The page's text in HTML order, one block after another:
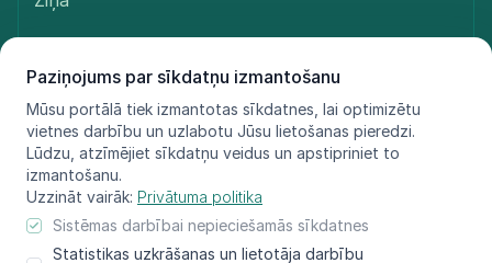
Paziņojums par sīkdatņu izmantošanu
Mūsu portālā tiek izmantotas sīkdatnes, lai optimizētu
vietnes darbību un uzlabotu Jūsu lietošanas pieredzi.
Lūdzu, atzīmējiet sīkdatņu veidus un apstipriniet to
izmantošanu.
Uzzināt vairāk: Privātuma politika
Sistēmas darbībai nepieciešamās sīkdatnes
Statistikas uzkrāšanas un lietotāja darbību
Sūtīt ziņu
© LIFE FOR SPECIES, 2021 - 2025
Informācija atspoguļo tikai projekta LIFE FOR SPECIES īstenotāju